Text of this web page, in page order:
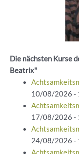
Die nächsten Kurse
Beatrix"
10/08/2026 -
17/08/2026 -
24/08/2026 -